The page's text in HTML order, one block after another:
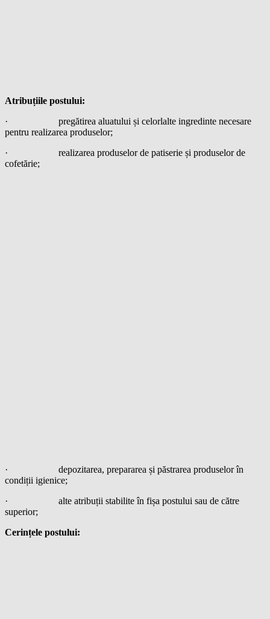
Atribuțiile postului:
· pregătirea aluatului și celorlalte ingredinte necesare
pentru realizarea produselor;
· realizarea produselor de patiserie și produselor de
cofetărie;
· depozitarea, prepararea și păstrarea produselor în
condiții igienice;
· alte atribuții stabilite în fișa postului sau de către
superior;
Cerințele postului: